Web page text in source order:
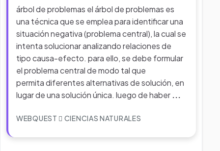
árbol de problemas el árbol de problemas es
una técnica que se emplea para identificar una
situación negativa (problema central), la cual se
intenta solucionar analizando relaciones de
tipo causa-efecto. para ello, se debe formular
el problema central de modo tal que
permita diferentes alternativas de solución, en
lugar de una solución única. luego de haber ...
WEBQUEST CIENCIAS NATURALES